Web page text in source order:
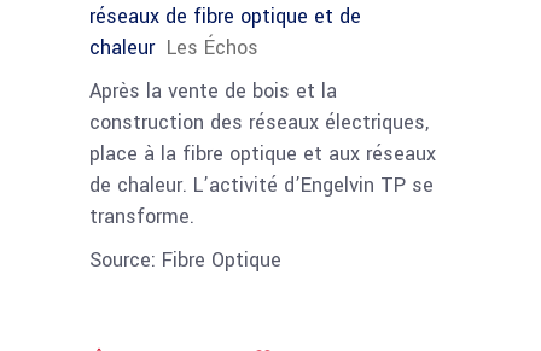
réseaux de fibre optique et de
chaleur Les Échos
Après la vente de bois et la
construction des réseaux électriques,
place à la fibre optique et aux réseaux
de chaleur. L’activité d’Engelvin TP se
transforme.
Source: Fibre Optique